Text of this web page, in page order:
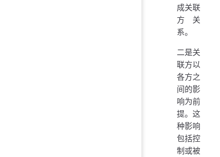
成关联
方关
系。
二是关
联方以
各方之
间的影
响为前
提。这
种影响
包括控
制或被